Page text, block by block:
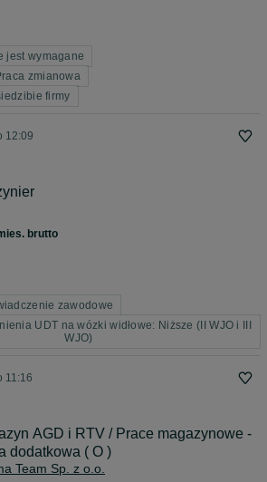
jest wymagane
zmianowa
firmy
12:09
brutto
zawodowe
UDT na wózki widłowe: Niższe (II WJO i III
WJO)
11:16
AGD i RTV / Prace magazynowe -
dodatkowa ( O )
Team Sp. z o.o.